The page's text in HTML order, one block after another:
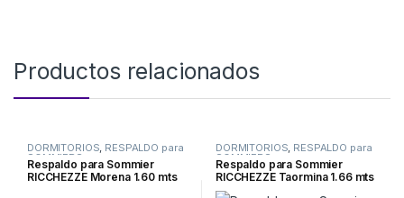
Productos relacionados
DORMITORIOS, RESPALDO para
SOMMIERS
Respaldo para Sommier
RICCHEZZE Morena 1.60 mts
DORMITORIOS, RESPALDO para
SOMMIERS
Respaldo para Sommier
RICCHEZZE Taormina 1.66 mts
Teca